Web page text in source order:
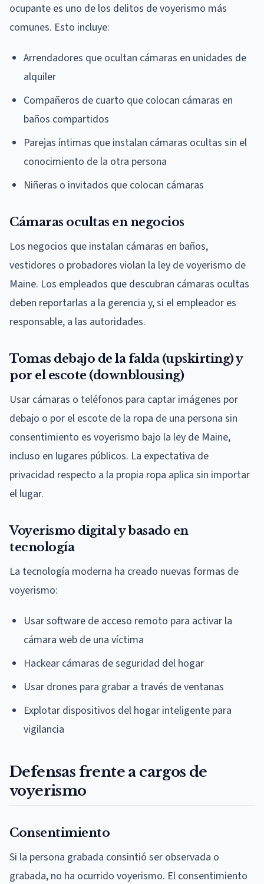
ocupante es uno de los delitos de voyerismo más
comunes. Esto incluye:
Arrendadores que ocultan cámaras en unidades de
alquiler
Compañeros de cuarto que colocan cámaras en
baños compartidos
Parejas íntimas que instalan cámaras ocultas sin el
conocimiento de la otra persona
Niñeras o invitados que colocan cámaras
Cámaras ocultas en negocios
Los negocios que instalan cámaras en baños,
vestidores o probadores violan la ley de voyerismo de
Maine. Los empleados que descubran cámaras ocultas
deben reportarlas a la gerencia y, si el empleador es
responsable, a las autoridades.
Tomas debajo de la falda (upskirting) y
por el escote (downblousing)
Usar cámaras o teléfonos para captar imágenes por
debajo o por el escote de la ropa de una persona sin
consentimiento es voyerismo bajo la ley de Maine,
incluso en lugares públicos. La expectativa de
privacidad respecto a la propia ropa aplica sin importar
el lugar.
Voyerismo digital y basado en
tecnología
La tecnología moderna ha creado nuevas formas de
voyerismo:
Usar software de acceso remoto para activar la
cámara web de una víctima
Hackear cámaras de seguridad del hogar
Usar drones para grabar a través de ventanas
Explotar dispositivos del hogar inteligente para
vigilancia
Defensas frente a cargos de
voyerismo
Consentimiento
Si la persona grabada consintió ser observada o
grabada, no ha ocurrido voyerismo. El consentimiento